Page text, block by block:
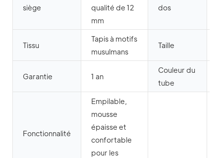
siège
qualité de 12
mm
dos
Tissu
Tapis à motifs
musulmans
Taille
Garantie 1 an
Couleur du
tube
Fonctionnalité
Empilable,
mousse
épaisse et
confortable
pour les